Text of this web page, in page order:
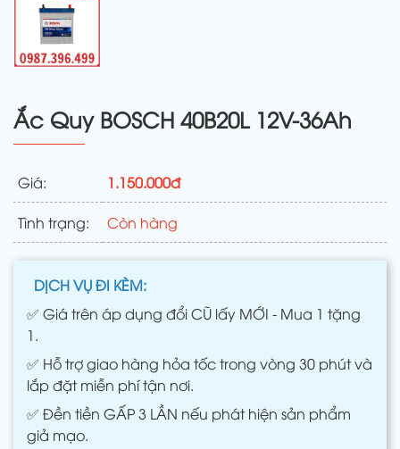
Ắc Quy BOSCH 40B20L 12V-36Ah
Giá: 1.150.000đ
Tình trạng: Còn hàng
DỊCH VỤ ĐI KÈM:
✅ Giá trên áp dụng đổi CŨ lấy MỚI - Mua 1 tặng
1.
✅ Hỗ trợ giao hàng hỏa tốc trong vòng 30 phút và
lắp đặt miễn phí tận nơi.
✅ Đền tiền GẤP 3 LẦN nếu phát hiện sản phẩm
giả mạo.